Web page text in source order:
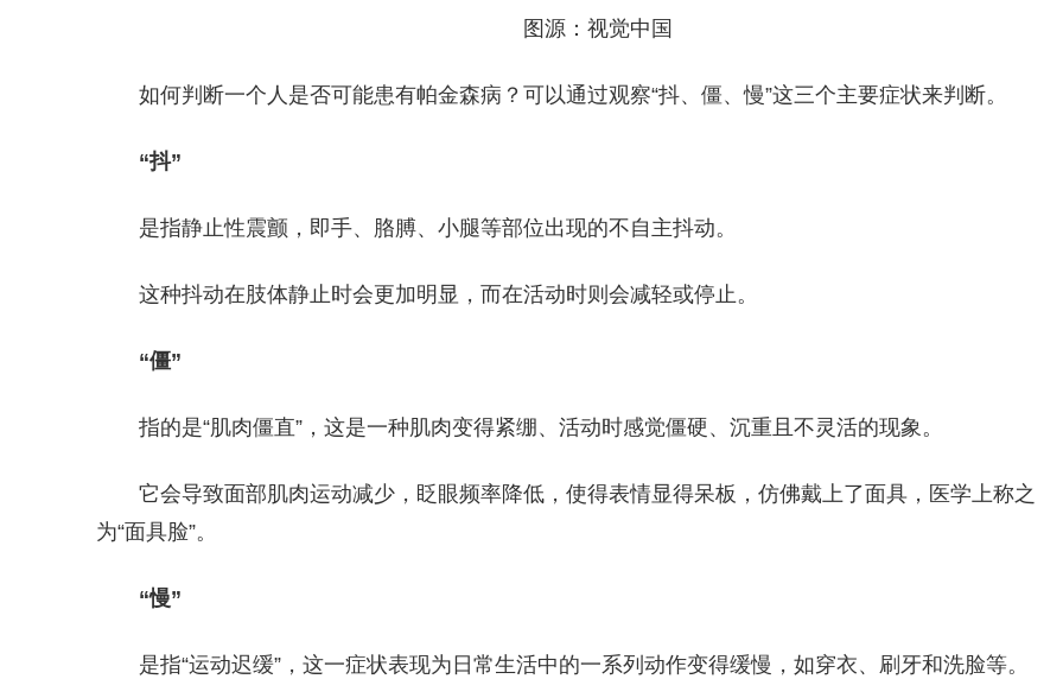
图源：视觉中国
如何判断一个人是否可能患有帕金森病？可以通过观察“抖、僵、慢”这三个主要症状来判断。
“抖”
是指静止性震颤，即手、胳膊、小腿等部位出现的不自主抖动。
这种抖动在肢体静止时会更加明显，而在活动时则会减轻或停止。
“僵”
指的是“肌肉僵直”，这是一种肌肉变得紧绷、活动时感觉僵硬、沉重且不灵活的现象。
它会导致面部肌肉运动减少，眨眼频率降低，使得表情显得呆板，仿佛戴上了面具，医学上称之
为“面具脸”。
“慢”
是指“运动迟缓”，这一症状表现为日常生活中的一系列动作变得缓慢，如穿衣、刷牙和洗脸等。